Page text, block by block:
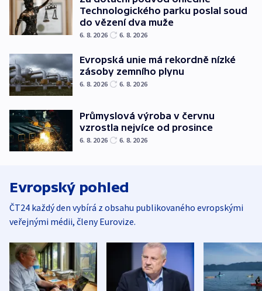
Technologického parku poslal soud
do vězení dva muže
6. 8. 2026 6. 8. 2026
Evropská unie má rekordně nízké
zásoby zemního plynu
6. 8. 2026 6. 8. 2026
Průmyslová výroba v červnu
vzrostla nejvíce od prosince
6. 8. 2026 6. 8. 2026
Evropský pohled
ČT24 každý den vybírá z obsahu publikovaného evropskými
veřejnými médii, členy Eurovize.